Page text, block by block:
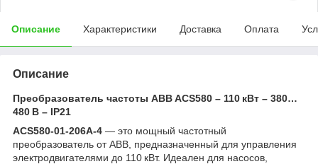
Описание Характеристики Доставка Оплата
Описание
Преобразователь частоты ABB ACS580 – 110 кВт – 380…
480 В – IP21
ACS580-01-206A-4 — это мощный частотный
преобразователь от ABB, предназначенный для управления
электродвигателями до 110 кВт. Идеален для насосов,